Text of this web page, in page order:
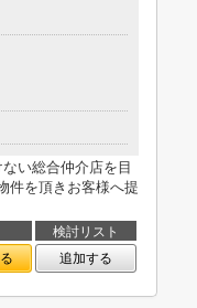
い総合仲介店を目
件を頂きお客様へ提
検討リスト
追加する